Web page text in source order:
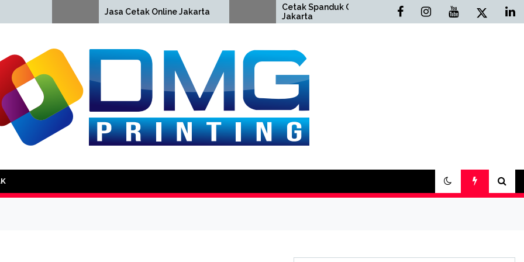
Jasa Cetak Online Jakarta
Cetak Spanduk Online
Cetak Buku Yasin Online
Printing